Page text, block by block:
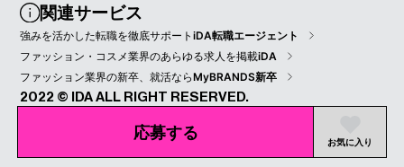
応募する お気に入り
関連サービス
強みを活かした転職を徹底サポートiDA転職エージェント
ファッション・コスメ業界のあらゆる求人を掲載iDA
ファッション業界の新卒、就活ならMyBRANDS新卒
2022 © IDA ALL RIGHT RESERVED.